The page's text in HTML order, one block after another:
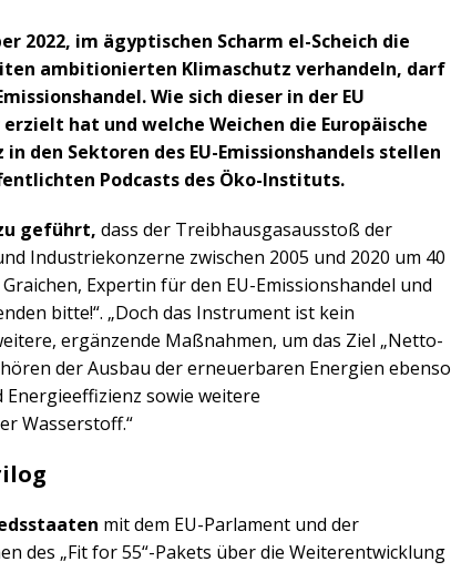
2022, im ägyptischen Scharm el-Scheich die
ambitionierten Klimaschutz verhandeln, darf
Wie sich dieser in der EU
hat und welche Weichen die Europäische
den Sektoren des EU-Emissionshandels stellen
Podcasts des Öko-Instituts.
geführt, dass der Treibhausgasausstoß der
Industriekonzerne zwischen 2005 und 2020 um 40
Expertin für den EU-Emissionshandel und
bitte!“. „Doch das Instrument ist kein
ergänzende Maßnahmen, um das Ziel „Netto-
der Ausbau der erneuerbaren Energien ebenso
sowie weitere
Wasserstoff.“
mit dem EU-Parlament und der
des „Fit for 55“-Pakets über die Weiterentwicklung